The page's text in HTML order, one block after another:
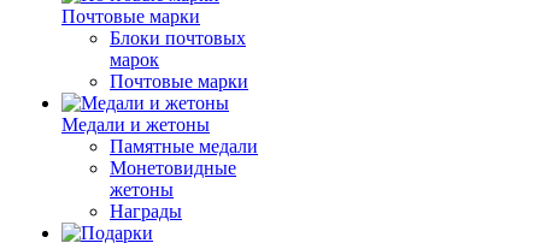
Почтовые марки
Блоки почтовых
марок
Почтовые марки
Медали и жетоны
Памятные медали
Монетовидные
жетоны
Награды